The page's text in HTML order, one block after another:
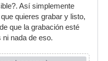
Así simplemente
quieres grabar y listo,
que la grabación esté
nada de eso.